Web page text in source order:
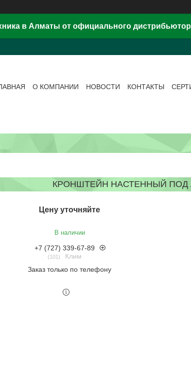
в Алматы от официального
О КОМПАНИИ НОВОСТИ КОНТАКТЫ
КРОНШТЕЙН НАСТЕННЫЙ ПОД
Цену уточняйте
В наличии
+7 (727) 339-67-89
101
Клим
Заказ только по телефону